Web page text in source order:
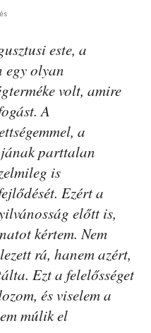
este, a
egy olyan
volt, amire
A
a
parttalan
is
Ezért a
előtt is,
kértem. Nem
rá, hanem azért,
Ezt a felelősséget
és viselem a
múlik el